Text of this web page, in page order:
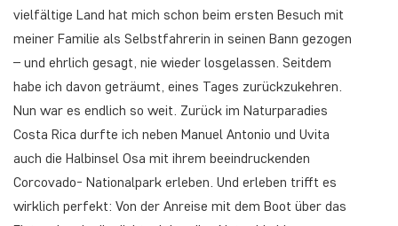
vielfältige Land hat mich schon beim ersten Besuch mit
meiner Familie als Selbstfahrerin in seinen Bann gezogen
– und ehrlich gesagt, nie wieder losgelassen. Seitdem
habe ich davon geträumt, eines Tages zurückzukehren.
Nun war es endlich so weit. Zurück im Naturparadies
Costa Rica durfte ich neben Manuel Antonio und Uvita
auch die Halbinsel Osa mit ihrem beeindruckenden
Corcovado- Nationalpark erleben. Und erleben trifft es
wirklich perfekt: Von der Anreise mit dem Boot über das